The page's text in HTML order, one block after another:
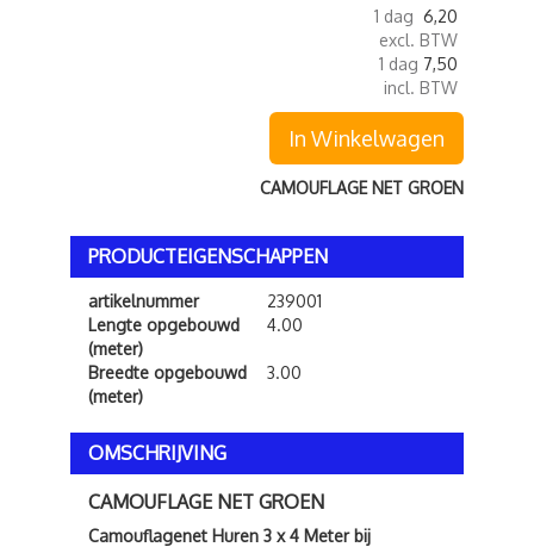
1 dag 6,20
excl. BTW
1 dag 7,50
incl. BTW
In Winkelwagen
CAMOUFLAGE NET GROEN
PRODUCTEIGENSCHAPPEN
artikelnummer
239001
Lengte opgebouwd
(meter)
4.00
Breedte opgebouwd
(meter)
3.00
OMSCHRIJVING
CAMOUFLAGE NET GROEN
Camouflagenet Huren 3 x 4 Meter bij